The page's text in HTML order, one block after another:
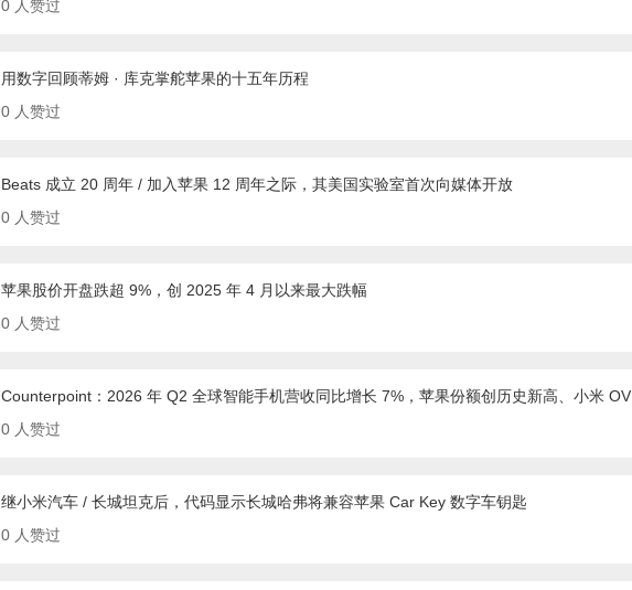
0 人赞过
用数字回顾蒂姆 · 库克掌舵苹果的十五年历程
0 人赞过
Beats 成立 20 周年 / 加入苹果 12 周年之际，其美国实验室首次向媒体开放
0 人赞过
苹果股价开盘跌超 9%，创 2025 年 4 月以来最大跌幅
0 人赞过
Counterpoint：2026 年 Q2 全球智能手机营收同比增长 7%，苹果份额创历史新高、小米
0 人赞过
继小米汽车 / 长城坦克后，代码显示长城哈弗将兼容苹果 Car Key 数字车钥匙
0 人赞过